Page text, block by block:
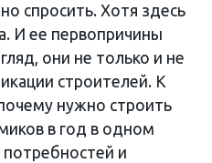
спросить. Хотя здесь
И ее первопричины
они не только и не
строителей. К
нужно строить
в год в одном
потребностей и